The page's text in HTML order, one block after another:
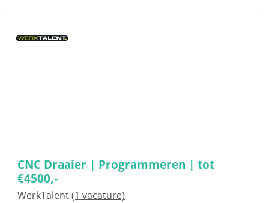
CNC Draaier | Programmeren | tot
€4500,-
WerkTalent(1 vacature)